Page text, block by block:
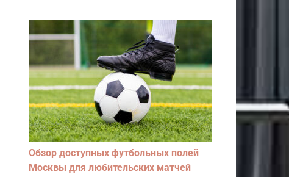
Обзор доступных футбольных полей
Москвы для любительских матчей